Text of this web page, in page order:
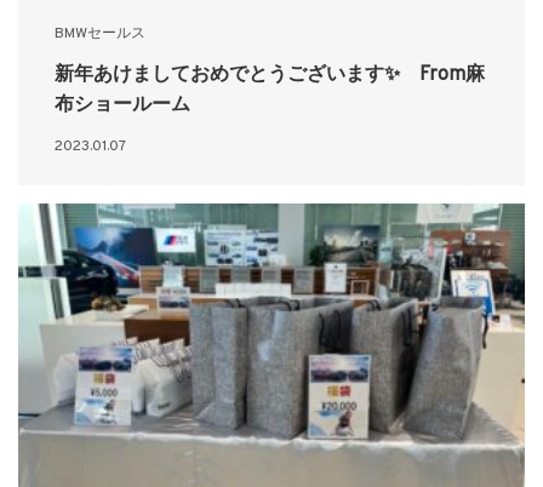
BMWセールス
新年あけましておめでとうございます✨ From麻
布ショールーム
2023.01.07